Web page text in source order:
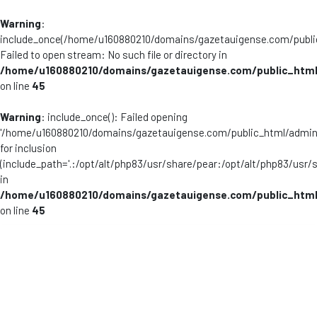
Warning:
include_once(/home/u160880210/domains/gazetauigense.com/
Failed to open stream: No such file or directory in
/home/u160880210/domains/gazetauigense.com/
on line 45
Warning: include_once(): Failed opening
'/home/u160880210/domains/gazetauigense.com/public_html/
for inclusion
(include_path='.:/opt/alt/php83/usr/share/pear:/opt/alt/php83/
in
/home/u160880210/domains/gazetauigense.com/
on line 45